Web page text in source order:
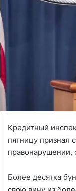
Кредитный
пятницу признал
правонарушении,
Более десятка